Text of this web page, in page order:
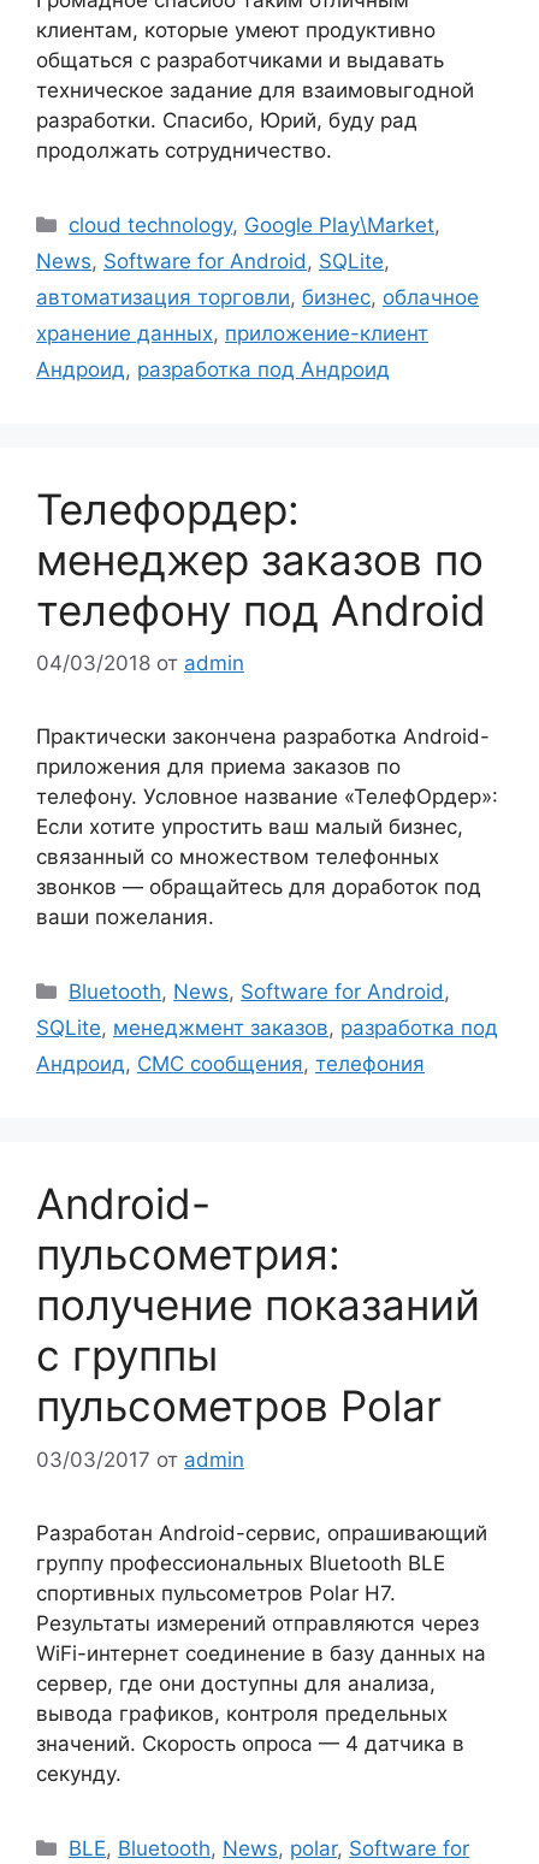
клиентам, которые умеют продуктивно
общаться с разработчиками и выдавать
техническое задание для взаимовыгодной
разработки. Спасибо, Юрий, буду рад
продолжать сотрудничество.
Рубрики
cloud technology, Google Play\Market,
News, Software for Android , SQLite,
автоматизация торговли, бизнес, облачное
хранение данных, приложение-клиент
Андроид, разработка под Андроид
Телефордер:
менеджер заказов по
телефону под Android
04/03/2018 от admin
Практически закончена разработка Android-
приложения для приема заказов по
телефону. Условное название «ТелефОрдер»:
Если хотите упростить ваш малый бизнес,
связанный со множеством телефонных
звонков — обращайтесь для доработок под
ваши пожелания.
Рубрики
Bluetooth, News, Software for Android,
SQLite, менеджмент заказов, разработка под
Андроид, СМС сообщения, телефония
Android-
пульсометрия:
получение показаний
с группы
пульсометров Polar
03/03/2017 от admin
Разработан Android-сервис, опрашивающий
группу профессиональных Bluetooth BLE
спортивных пульсометров Polar H7.
Результаты измерений отправляются через
WiFi-интернет соединение в базу данных на
сервер, где они доступны для анализа,
вывода графиков, контроля предельных
значений. Скорость опроса — 4 датчика в
секунду.
Рубрики
BLE, Bluetooth, News, polar, Software for